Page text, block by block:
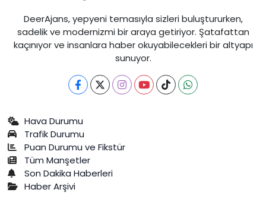
DeerAjans, yepyeni temasıyla sizleri buluştururken,
sadelik ve modernizmi bir araya getiriyor. Şatafattan
kaçınıyor ve insanlara haber okuyabilecekleri bir altyapı
sunuyor.
Hava Durumu
Trafik Durumu
Puan Durumu ve Fikstür
Tüm Manşetler
Son Dakika Haberleri
Haber Arşivi